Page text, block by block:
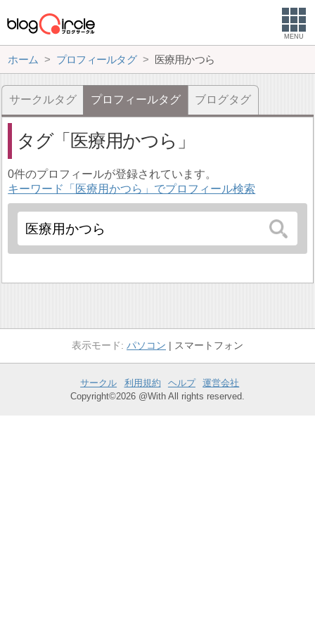
MENU
ホーム プロフィールタグ 医療用かつら
サークルタグ プロフィールタグ ブログタグ
タグ 医療用かつら
0件のプロフィールが登録されています。
キーワード「医療用かつら」でプロフィール検索
パソコン スマートフォン
サークル 利用規約 ヘルプ
運営会社
Copyright©2026 @With All rights reserved.